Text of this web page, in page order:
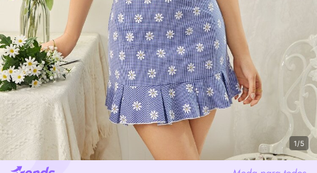
1/5